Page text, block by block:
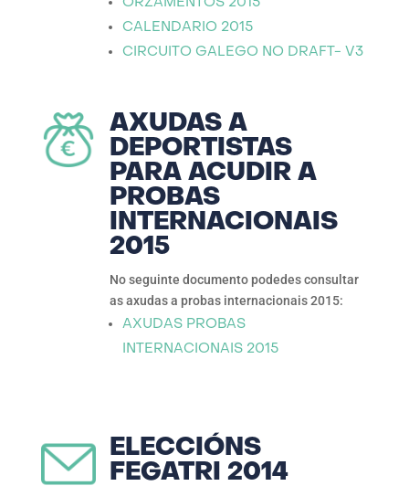
ORZAMENTOS 2015
CALENDARIO 2015
CIRCUITO GALEGO NO DRAFT- V3
AXUDAS A
DEPORTISTAS
PARA ACUDIR A
PROBAS
INTERNACIONAIS
2015
No seguinte documento podedes consultar
as axudas a probas internacionais 2015:
AXUDAS PROBAS
INTERNACIONAIS 2015
ELECCIÓNS
FEGATRI 2014